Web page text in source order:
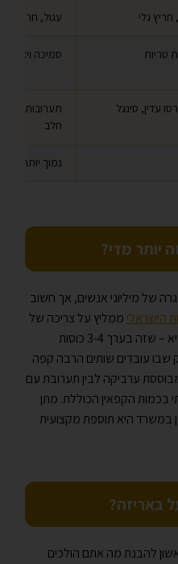
גלי עגול, חריץ ישר
טריות סמיכה ויציבה
עדין, סינגל
תערובות
חלב
נמוך יותר
יותר מדי?
של מיליוני אנשים, אך חשוב
הישראלי ממליץ על צריכה של
עד 400 מ"ג קפאין ביום למבוגר בריא – שזה בערך 3-4 כוסות
בעסק שבו עובדים שותים הרבה קפה
ערביקה לבין תערובת עם
בכמות הקפאין הכוללת. מתן
במשרד היא תוספת מקצועית
באריזה?
להבנת מה אתם הולכים